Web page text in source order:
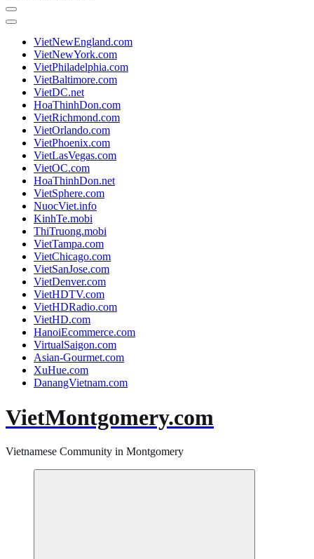
VietNewEngland.com
VietNewYork.com
VietPhiladelphia.com
VietBaltimore.com
VietDC.net
HoaThinhDon.com
VietRichmond.com
VietOrlando.com
VietPhoenix.com
VietLasVegas.com
VietOC.com
HoaThinhDon.net
VietSphere.com
NuocViet.info
KinhTe.mobi
ThiTruong.mobi
VietTampa.com
VietChicago.com
VietSanJose.com
VietDenver.com
VietHDTV.com
VietHDRadio.com
VietHD.com
HanoiEcommerce.com
VirtualSaigon.com
Asian-Gourmet.com
XuHue.com
DanangVietnam.com
VietMontgomery.com
Vietnamese Community in Montgomery